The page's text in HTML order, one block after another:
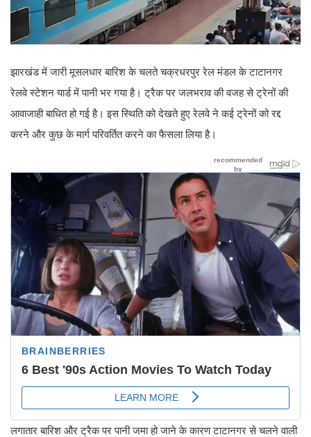
झारखंड में जारी मूसलधार बारिश के चलते चक्रधरपुर रेल मंडल के टाटानगर
रेलवे स्टेशन यार्ड में पानी भर गया है। ट्रैक पर जलभराव की वजह से ट्रेनों की
आवाजाही बाधित हो गई है। इस स्थिति को देखते हुए रेलवे ने कई ट्रेनों को रद्द
करने और कुछ के मार्ग परिवर्तित करने का फैसला लिया है।
लगातार बारिश और ट्रैक पर पानी जमा हो जाने के कारण टाटानगर से चलने वाली